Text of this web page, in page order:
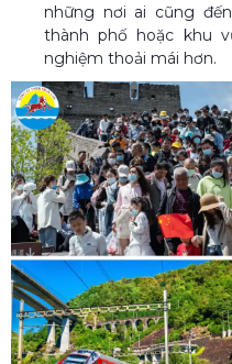
những nơi ai cũng
thành phố hoặc khu
nghiệm thoải mái hơn.